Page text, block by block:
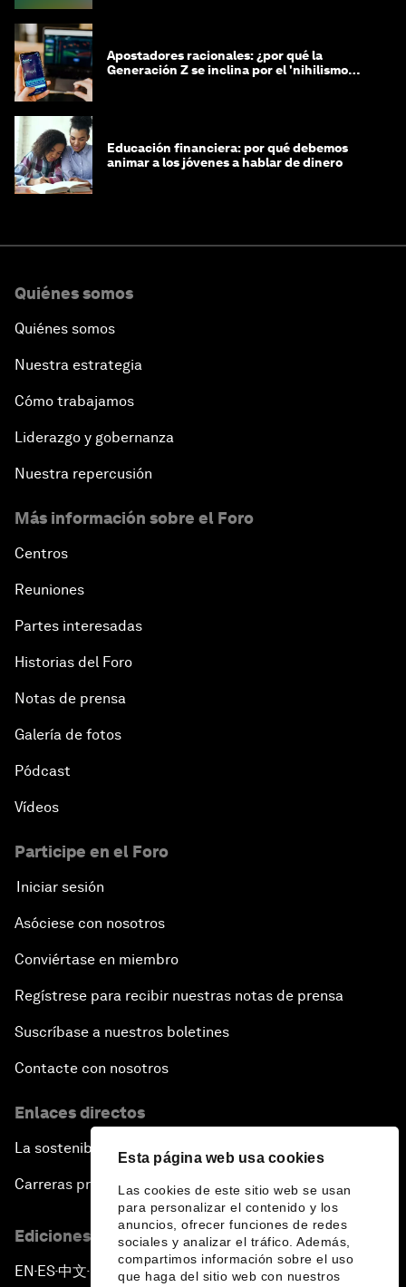
Esta página web usa cookies
Las cookies de este sitio web se usan
para personalizar el contenido y los
anuncios, ofrecer funciones de redes
sociales y analizar el tráfico. Además,
compartimos información sobre el uso
que haga del sitio web con nuestros
Apostadores racionales: ¿por qué la
Generación Z se inclina por el 'nihilismo
Educación financiera: por qué debemos
animar a los jóvenes a hablar de dinero
Quiénes somos
Quiénes somos
Nuestra estrategia
Cómo trabajamos
Liderazgo y gobernanza
Nuestra repercusión
Más información sobre el Foro
Centros
Reuniones
Partes interesadas
Historias del Foro
Notas de prensa
Galería de fotos
Pódcast
Vídeos
Participe en el Foro
Iniciar sesión
Asóciese con nosotros
Conviértase en miembro
Regístrese para recibir nuestras notas de prensa
Suscríbase a nuestros boletines
Contacte con nosotros
Enlaces directos
La sostenibilidad en el Foro
Carreras profesionales
Ediciones en otros idiomas
EN ▪ES▪中文▪ 日本語